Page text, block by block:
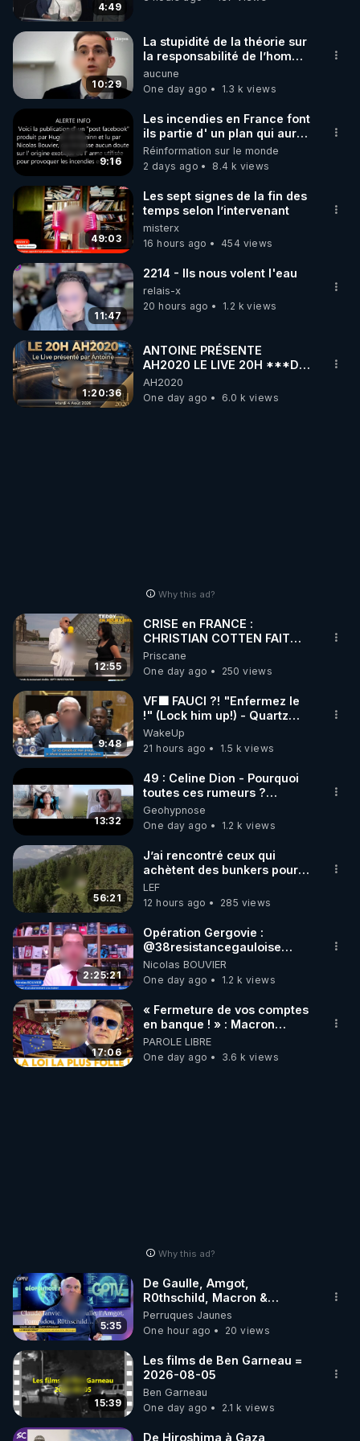
code : REGENERE10
▶ 30 jours gratuit sur l’application de méditation et
de bien-être ENVOL :
Rendez-vous sur https://www.envol.app/code
le code : REGENERE
4:49
10:29
La stupidité de la théorie sur
la responsabilité de l’homme
concernant le dioxyde de
carbone.
aucune
One day ago
1.3 k views
9:16
Les incendies en France font
ils partie d' un plan qui aurait
débuté le 11 septembre 2001
?
Réinformation sur le monde
2 days ago
8.4 k views
49:03
Les sept signes de la fin des
temps selon l’intervenant
misterx
16 hours ago
454 views
11:47
2214 - Ils nous volent l'eau
relais-x
20 hours ago
1.2 k views
1:20:36
ANTOINE PRÉSENTE
AH2020 LE LIVE 20H ***DU
04/08/2026*** 📷LE
GRAND RÉVEIL EST EN
MARCHE 📷
AH2020
One day ago
6.0 k views
Why this ad?
12:55
CRISE en FRANCE :
CHRISTIAN COTTEN FAIT
une étrange découverte
Priscane
One day ago
250 views
9:48
VF🟩 FAUCI ?! "Enfermez le
!" (Lock him up!) - Quartz
Traduction
WakeUp
21 hours ago
1.5 k views
13:32
49 : Celine Dion - Pourquoi
toutes ces rumeurs ?
Enquête sous hypnose
Geohypnose
One day ago
1.2 k views
56:21
J’ai rencontré ceux qui
achètent des bunkers pour
survivre à la fin du monde
LEF
12 hours ago
285 views
2:25:21
Opération Gergovie :
‪@38resistancegauloise‬
‪@MarionSigautOfficiel‬
‪@gladysriifard5710‬ Laëtitia
Nicolas BOUVIER
One day ago
1.2 k views
17:06
« Fermeture de vos comptes
en banque ! » : Macron
impose une loi folle !
PAROLE LIBRE
One day ago
3.6 k views
Why this ad?
5:35
De Gaulle, Amgot,
R0thschild, Macron &
Pompidou… Macron Claude
Janvier, GPTV, 18 X 2024
Perruques Jaunes
One hour ago
20 views
15:39
Les films de Ben Garneau =
2026-08-05
Ben Garneau
One day ago
2.1 k views
De Hiroshima à Gaza